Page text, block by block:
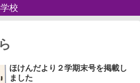
校
ほけんだより２学期末号を掲載し
ました